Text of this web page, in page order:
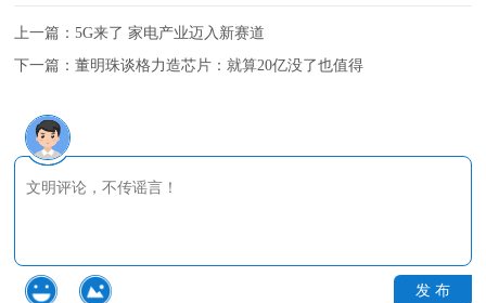
上一篇：5G来了 家电产业迈入新赛道
下一篇：董明珠谈格力造芯片：就算20亿没了也值得
发 布